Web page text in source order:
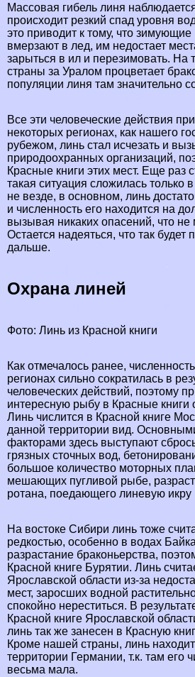
Массовая гибель линя
происходит резкий спад уровня
это приводит к тому, что
вмерзают в лед, им недостает
зарыться в ил и перезимовать. На
страны за Уралом процветает
популяции линя там значительно
Все эти человеческие действия
некоторых регионах, как нашего
рубежом, линь стал исчезать и
природоохранных организаций,
Красные книги этих мест. Еще раз
такая ситуация сложилась только
не везде, в основном, линь
и численность его находится на
вызывая никаких опасений, что не
Остается надеяться, что так будет
дальше.
Охрана линей
Фото: Линь из Красной книги
Как отмечалось ранее,
регионах сильно сократилась в
человеческих действий, поэтому
интересную рыбу в Красные книги
Линь числится в Красной книге
данной территории вид.
факторами здесь выступают
грязных сточных вод,
большое количество моторных
мешающих пугливой рыбе,
ротана, поедающего линевую икру
На востоке Сибири линь тоже
редкостью, особенно в водах
разрастание бpaконьерства,
Красной книге Бурятии. Линь
Ярославской области из-за
мест, заросших водной
спокойно нереститься. В
Красной книге Ярославской
линь так же занесен в Красную
Кроме нашей страны, линь
территории Германии, т.к. там его
весьма мала.